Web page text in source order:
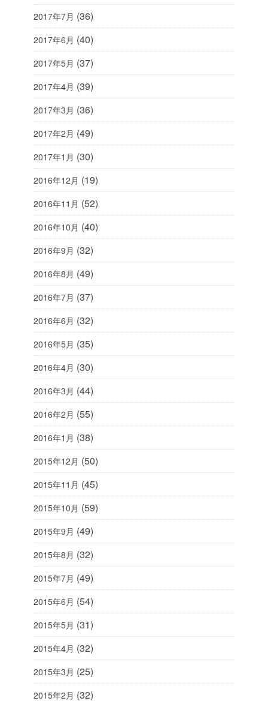
2017年7月 (36)
2017年6月 (40)
2017年5月 (37)
2017年4月 (39)
2017年3月 (36)
2017年2月 (49)
2017年1月 (30)
2016年12月 (19)
2016年11月 (52)
2016年10月 (40)
2016年9月 (32)
2016年8月 (49)
2016年7月 (37)
2016年6月 (32)
2016年5月 (35)
2016年4月 (30)
2016年3月 (44)
2016年2月 (55)
2016年1月 (38)
2015年12月 (50)
2015年11月 (45)
2015年10月 (59)
2015年9月 (49)
2015年8月 (32)
2015年7月 (49)
2015年6月 (54)
2015年5月 (31)
2015年4月 (32)
2015年3月 (25)
2015年2月 (32)